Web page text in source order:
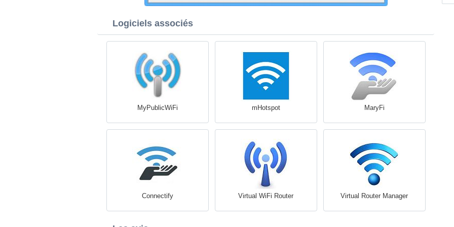
Logiciels associés
MyPublicWiFi mHotspot MaryFi
Connectify Virtual WiFi Router Virtual Router Manager